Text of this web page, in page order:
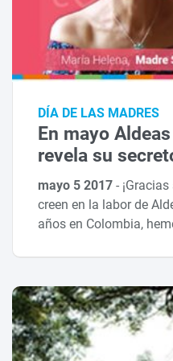
DÍA DE LAS MADRES
En mayo
revela su
mayo 5 2017-
creen en la labor de
años en Colombia,